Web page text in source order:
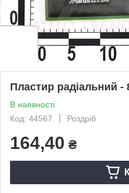
Пластир радiальний -
В наявності
Код: 44567
Роздріб
164,40 ₴